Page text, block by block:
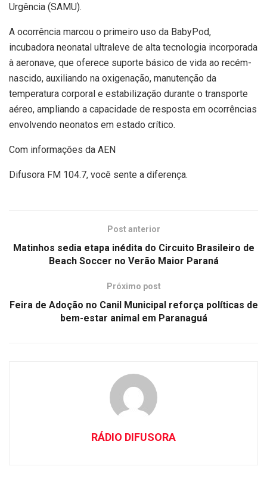
Urgência (SAMU).
A ocorrência marcou o primeiro uso da BabyPod,
incubadora neonatal ultraleve de alta tecnologia incorporada
à aeronave, que oferece suporte básico de vida ao recém-
nascido, auxiliando na oxigenação, manutenção da
temperatura corporal e estabilização durante o transporte
aéreo, ampliando a capacidade de resposta em ocorrências
envolvendo neonatos em estado crítico.
Com informações da AEN
Difusora FM 104.7, você sente a diferença.
Post anterior
Matinhos sedia etapa inédita do Circuito Brasileiro de
Beach Soccer no Verão Maior Paraná
Próximo post
Feira de Adoção no Canil Municipal reforça políticas de
bem-estar animal em Paranaguá
RÁDIO DIFUSORA